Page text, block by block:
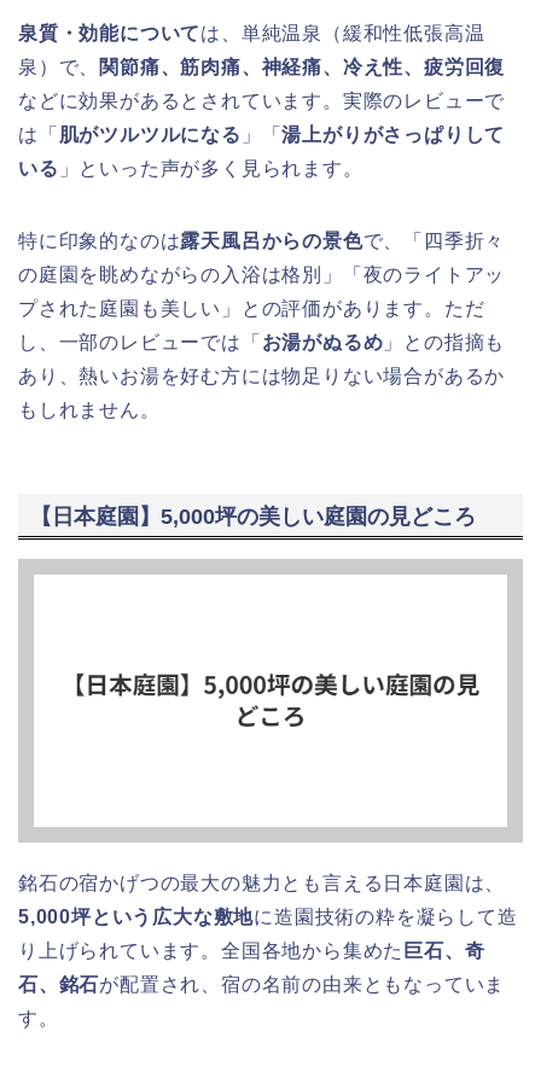
泉質・効能については、単純温泉（緩和性低張高温
泉）で、
関節痛、筋肉痛、神経痛、冷え性、疲労回復
などに効果があるとされています。実際のレビューで
は「 肌がツルツルになる 」「湯上がりがさっぱりして
いる 」といった声が多く見られます。
特に印象的なのは露天風呂からの景色で、「四季折々
の庭園を眺めながらの入浴は格別」「夜のライトアッ
プされた庭園も美しい」との評価があります。ただ
し、一部のレビューでは「 お湯がぬるめ 」との指摘も
あり、熱いお湯を好む方には物足りない場合があるか
もしれません。
【日本庭園】5,000坪の美しい庭園の見どころ
銘石の宿かげつの最大の魅力とも言える日本庭園は、
5,000坪という広大な敷地に造園技術の粋を凝らして造
り上げられています。全国各地から集めた 巨石、奇
石、銘石が配置され、宿の名前の由来ともなっていま
す。